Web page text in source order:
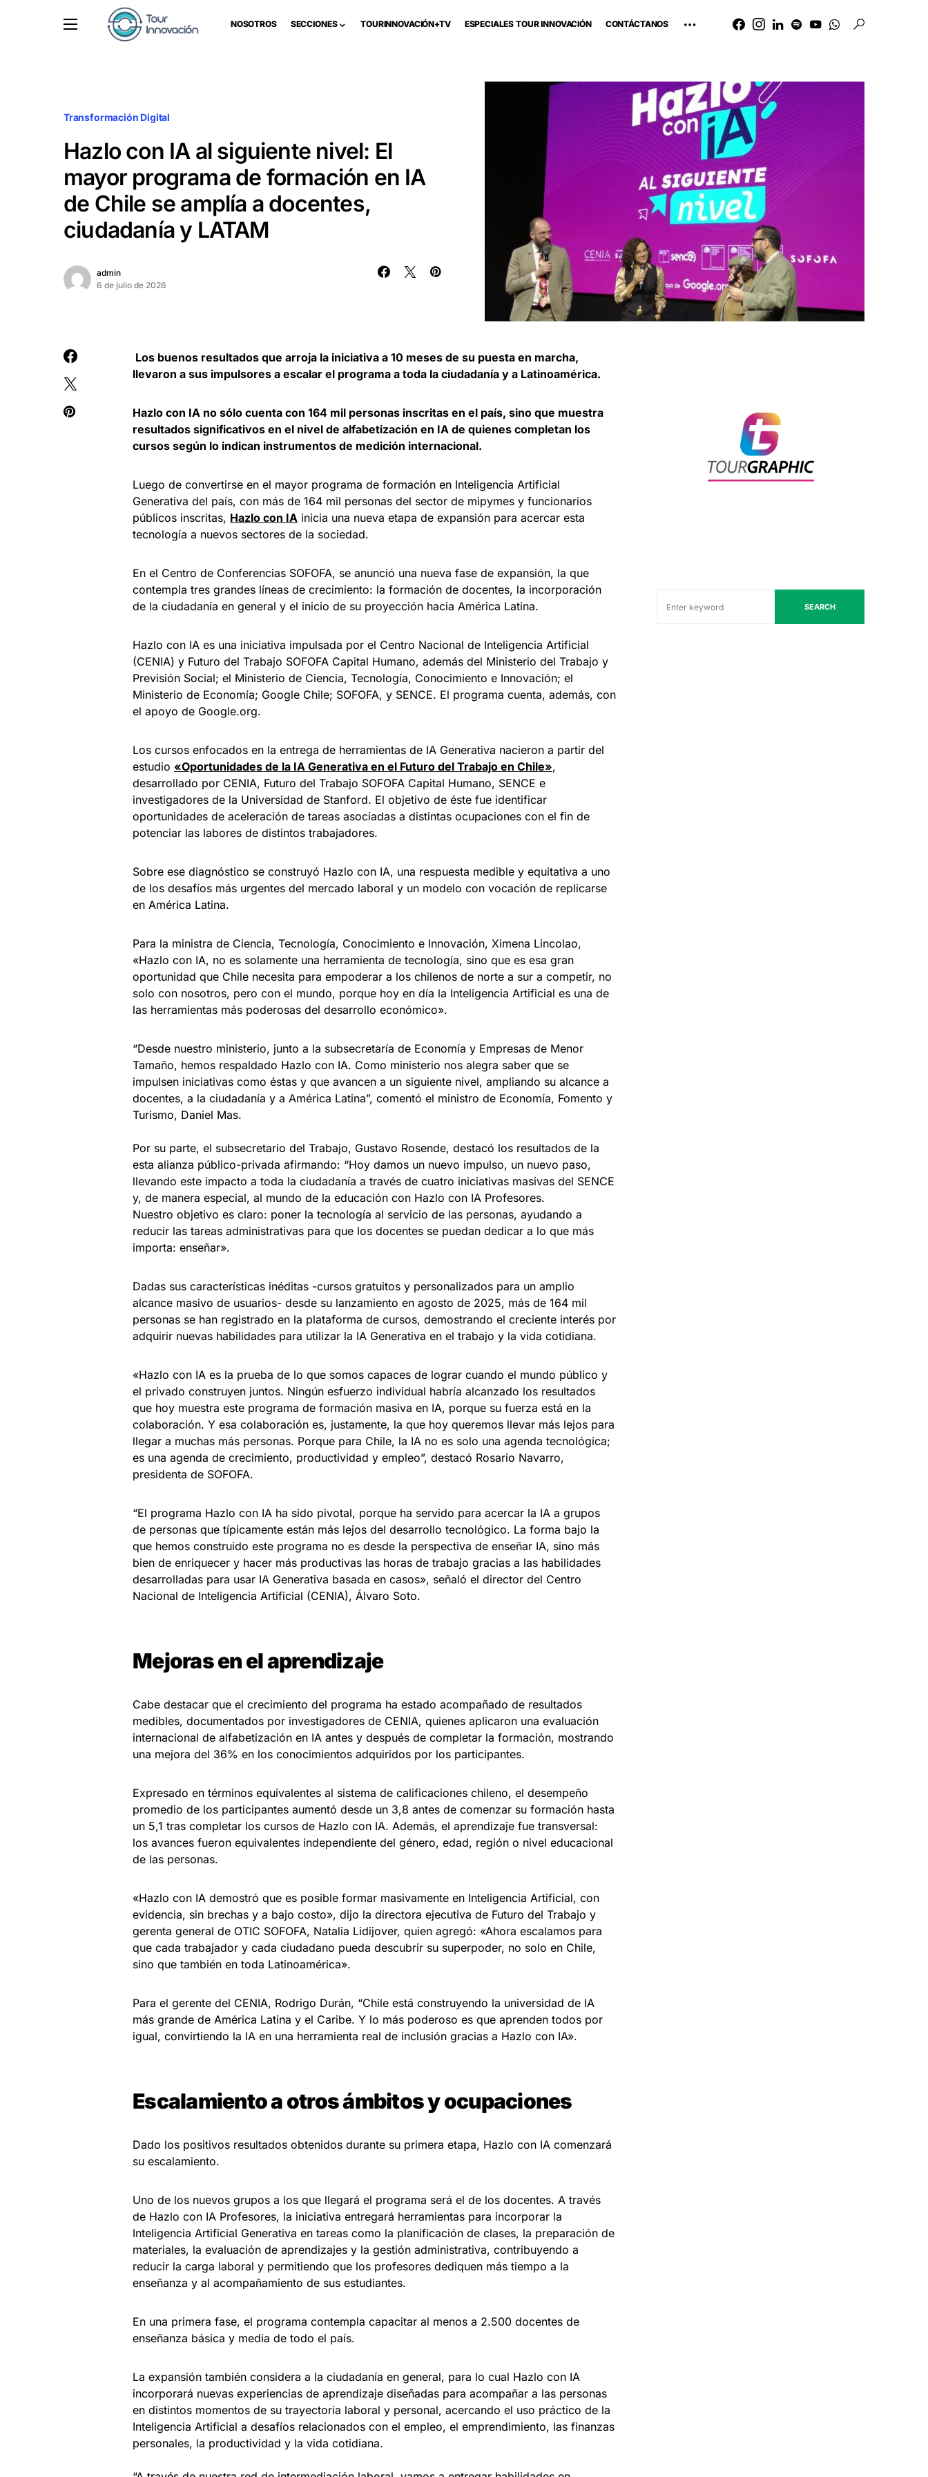
NOSOTROS SECCIONES TOURINNOVACIÓN+TV ESPECIALES TOUR INNOVACIÓN CONTÁCTANOS
Transformación Digital
Hazlo con IA al siguiente nivel: El
mayor programa de formación en IA
de Chile se amplía a docentes,
ciudadanía y LATAM
admin
6 de julio de 2026
Los buenos resultados que arroja la iniciativa a 10 meses de su puesta en marcha,
llevaron a sus impulsores a escalar el programa a toda la ciudadanía y a Latinoamérica.
Hazlo con IA no sólo cuenta con 164 mil personas inscritas en el país, sino que muestra
resultados significativos en el nivel de alfabetización en IA de quienes completan los
cursos según lo indican instrumentos de medición internacional.
Luego de convertirse en el mayor programa de formación en Inteligencia Artificial
Generativa del país, con más de 164 mil personas del sector de mipymes y funcionarios
públicos inscritas, Hazlo con IA inicia una nueva etapa de expansión para acercar esta
tecnología a nuevos sectores de la sociedad.
En el Centro de Conferencias SOFOFA, se anunció una nueva fase de expansión, la que
contempla tres grandes líneas de crecimiento: la formación de docentes, la incorporación
de la ciudadanía en general y el inicio de su proyección hacia América Latina.
Hazlo con IA es una iniciativa impulsada por el Centro Nacional de Inteligencia Artificial
(CENIA) y Futuro del Trabajo SOFOFA Capital Humano, además del Ministerio del Trabajo y
Previsión Social; el Ministerio de Ciencia, Tecnología, Conocimiento e Innovación; el
Ministerio de Economía; Google Chile; SOFOFA, y SENCE. El programa cuenta, además, con
el apoyo de Google.org.
Los cursos enfocados en la entrega de herramientas de IA Generativa nacieron a partir del
estudio «Oportunidades de la IA Generativa en el Futuro del Trabajo en Chile»,
desarrollado por CENIA, Futuro del Trabajo SOFOFA Capital Humano, SENCE e
investigadores de la Universidad de Stanford. El objetivo de éste fue identificar
oportunidades de aceleración de tareas asociadas a distintas ocupaciones con el fin de
potenciar las labores de distintos trabajadores.
Sobre ese diagnóstico se construyó Hazlo con IA, una respuesta medible y equitativa a uno
de los desafíos más urgentes del mercado laboral y un modelo con vocación de replicarse
en América Latina.
Para la ministra de Ciencia, Tecnología, Conocimiento e Innovación, Ximena Lincolao,
«Hazlo con IA, no es solamente una herramienta de tecnología, sino que es esa gran
oportunidad que Chile necesita para empoderar a los chilenos de norte a sur a competir, no
solo con nosotros, pero con el mundo, porque hoy en día la Inteligencia Artificial es una de
las herramientas más poderosas del desarrollo económico».
“Desde nuestro ministerio, junto a la subsecretaría de Economía y Empresas de Menor
Tamaño, hemos respaldado Hazlo con IA. Como ministerio nos alegra saber que se
impulsen iniciativas como éstas y que avancen a un siguiente nivel, ampliando su alcance a
docentes, a la ciudadanía y a América Latina”, comentó el ministro de Economía, Fomento y
Turismo, Daniel Mas.
Por su parte, el subsecretario del Trabajo, Gustavo Rosende, destacó los resultados de la
esta alianza público-privada afirmando: “Hoy damos un nuevo impulso, un nuevo paso,
llevando este impacto a toda la ciudadanía a través de cuatro iniciativas masivas del SENCE
y, de manera especial, al mundo de la educación con Hazlo con IA Profesores.
Nuestro objetivo es claro: poner la tecnología al servicio de las personas, ayudando a
reducir las tareas administrativas para que los docentes se puedan dedicar a lo que más
importa: enseñar».
Dadas sus características inéditas -cursos gratuitos y personalizados para un amplio
alcance masivo de usuarios- desde su lanzamiento en agosto de 2025, más de 164 mil
personas se han registrado en la plataforma de cursos, demostrando el creciente interés por
adquirir nuevas habilidades para utilizar la IA Generativa en el trabajo y la vida cotidiana.
«Hazlo con IA es la prueba de lo que somos capaces de lograr cuando el mundo público y
el privado construyen juntos. Ningún esfuerzo individual habría alcanzado los resultados
que hoy muestra este programa de formación masiva en IA, porque su fuerza está en la
colaboración. Y esa colaboración es, justamente, la que hoy queremos llevar más lejos para
llegar a muchas más personas. Porque para Chile, la IA no es solo una agenda tecnológica;
es una agenda de crecimiento, productividad y empleo”, destacó Rosario Navarro,
presidenta de SOFOFA.
“El programa Hazlo con IA ha sido pivotal, porque ha servido para acercar la IA a grupos
de personas que típicamente están más lejos del desarrollo tecnológico. La forma bajo la
que hemos construido este programa no es desde la perspectiva de enseñar IA, sino más
bien de enriquecer y hacer más productivas las horas de trabajo gracias a las habilidades
desarrolladas para usar IA Generativa basada en casos», señaló el director del Centro
Nacional de Inteligencia Artificial (CENIA), Álvaro Soto.
Mejoras en el aprendizaje
Cabe destacar que el crecimiento del programa ha estado acompañado de resultados
medibles, documentados por investigadores de CENIA, quienes aplicaron una evaluación
internacional de alfabetización en IA antes y después de completar la formación, mostrando
una mejora del 36% en los conocimientos adquiridos por los participantes.
Expresado en términos equivalentes al sistema de calificaciones chileno, el desempeño
promedio de los participantes aumentó desde un 3,8 antes de comenzar su formación hasta
un 5,1 tras completar los cursos de Hazlo con IA. Además, el aprendizaje fue transversal:
los avances fueron equivalentes independiente del género, edad, región o nivel educacional
de las personas.
«Hazlo con IA demostró que es posible formar masivamente en Inteligencia Artificial, con
evidencia, sin brechas y a bajo costo», dijo la directora ejecutiva de Futuro del Trabajo y
gerenta general de OTIC SOFOFA, Natalia Lidijover, quien agregó: «Ahora escalamos para
que cada trabajador y cada ciudadano pueda descubrir su superpoder, no solo en Chile,
sino que también en toda Latinoamérica».
Para el gerente del CENIA, Rodrigo Durán, “Chile está construyendo la universidad de IA
más grande de América Latina y el Caribe. Y lo más poderoso es que aprenden todos por
igual, convirtiendo la IA en una herramienta real de inclusión gracias a Hazlo con IA».
Escalamiento a otros ámbitos y ocupaciones
Dado los positivos resultados obtenidos durante su primera etapa, Hazlo con IA comenzará
su escalamiento.
Uno de los nuevos grupos a los que llegará el programa será el de los docentes. A través
de Hazlo con IA Profesores, la iniciativa entregará herramientas para incorporar la
Inteligencia Artificial Generativa en tareas como la planificación de clases, la preparación de
materiales, la evaluación de aprendizajes y la gestión administrativa, contribuyendo a
reducir la carga laboral y permitiendo que los profesores dediquen más tiempo a la
enseñanza y al acompañamiento de sus estudiantes.
En una primera fase, el programa contempla capacitar al menos a 2.500 docentes de
enseñanza básica y media de todo el país.
La expansión también considera a la ciudadanía en general, para lo cual Hazlo con IA
incorporará nuevas experiencias de aprendizaje diseñadas para acompañar a las personas
en distintos momentos de su trayectoria laboral y personal, acercando el uso práctico de la
Inteligencia Artificial a desafíos relacionados con el empleo, el emprendimiento, las finanzas
personales, la productividad y la vida cotidiana.
SEARCH